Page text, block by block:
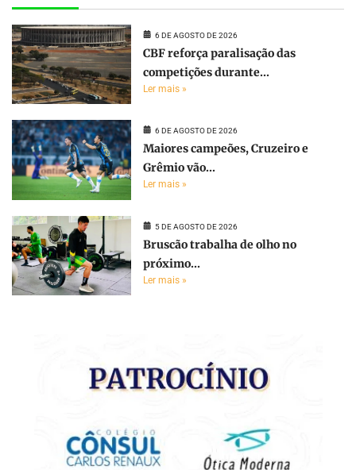
6 DE AGOSTO DE 2026
CBF reforça paralisação das
competições durante...
Ler mais »
6 DE AGOSTO DE 2026
Maiores campeões, Cruzeiro e
Grêmio vão...
Ler mais »
5 DE AGOSTO DE 2026
Bruscão trabalha de olho no
próximo...
Ler mais »